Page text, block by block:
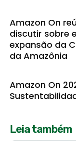
Amazon On
discutir sobre
expansão da
da Amazônia
Amazon On
Leia também